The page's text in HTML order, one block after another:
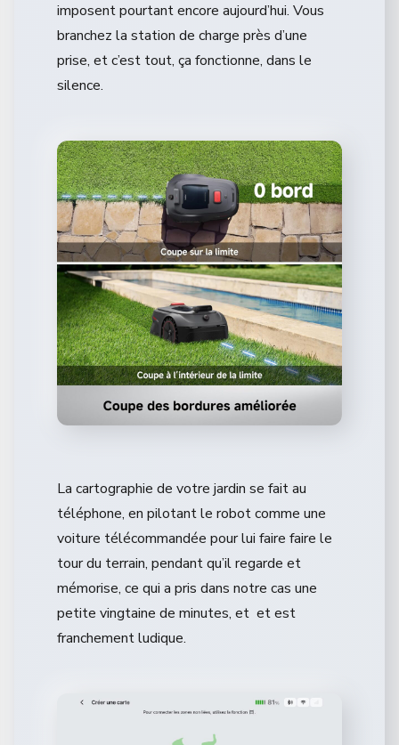
imposent pourtant encore aujourd’hui. Vous
branchez la station de charge près d’une
prise, et c’est tout, ça fonctionne, dans le
silence.
La cartographie de votre jardin se fait au
téléphone, en pilotant le robot comme une
voiture télécommandée pour lui faire faire le
tour du terrain, pendant qu’il regarde et
mémorise, ce qui a pris dans notre cas une
petite vingtaine de minutes, et et est
franchement ludique.